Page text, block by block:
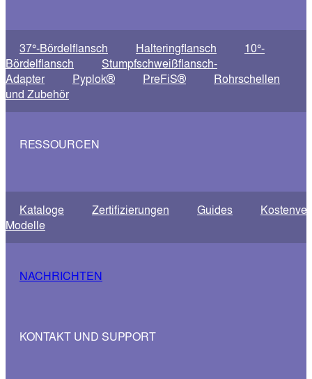
37°-Bördelflansch Halteringflansch
10°-
Bördelflansch
Stumpfschweißflansch-
Adapter
Pyplok® PreFiS® Rohrschellen
und Zubehör
RESSOURCEN
Kataloge Zertifizierungen Guides
Modelle
NACHRICHTEN
KONTAKT UND SUPPORT